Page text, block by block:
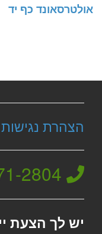
אולטרסאונד כף יד
הצהרת נגישות
2804
יש לך הצעת